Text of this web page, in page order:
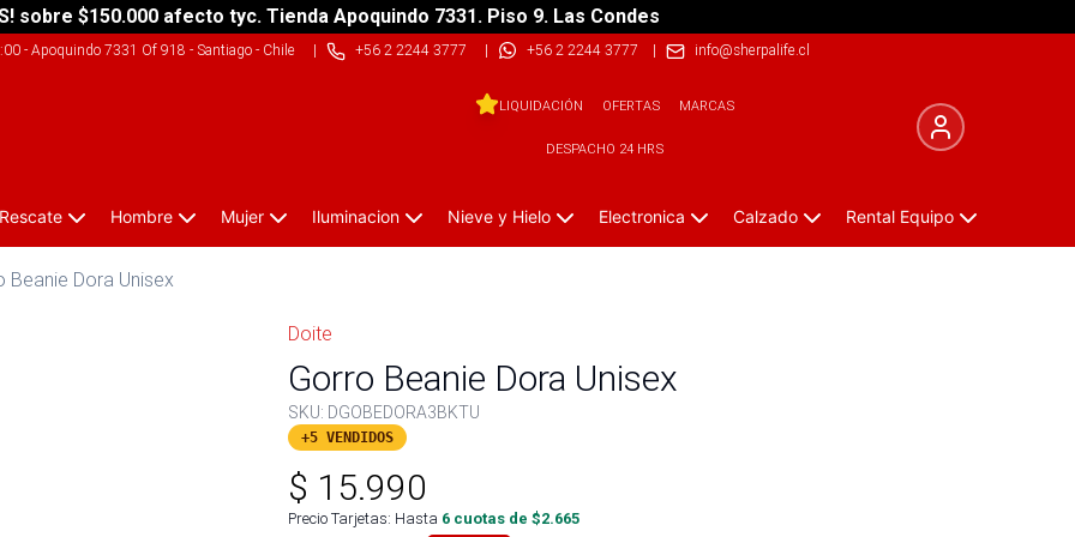
sobre $150.000 afecto tyc. Tienda Apoquindo 7331. Piso 9. Las Condes
- Apoquindo 7331 Of 918 - Santiago - Chile| +56 2 2244 3777 | +56 2 2244 3777 | info@sherpalife.cl
LIQUIDACIÓN OFERTAS MARCAS
DESPACHO 24 HRS
Hombre Mujer Iluminacion Nieve y Hielo Electronica Calzado Rental Equipo
Beanie Dora Unisex
Doite
Gorro Beanie Dora Unisex
SKU: DGOBEDORA3BKTU
+5 VENDIDOS
$ 15.990
Precio Tarjetas: Hasta 6 cuotas de $2.665